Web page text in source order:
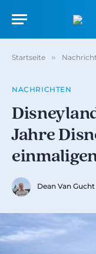
Startseite »
NACHRICHTEN
Jahre
Dean Van Gucht